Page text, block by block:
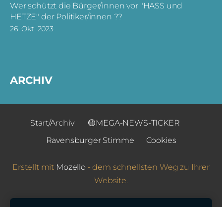
Wer schützt die Bürger/innen vor "HASS und
HETZE" der Politiker/innen ??
26. Okt. 2023
ARCHIV
Start/Archiv
🟡MEGA-NEWS-TICKER
Ravensburger Stimme
Cookies
Erstellt mit Mozello - dem schnellsten Weg zu Ihrer
Website.